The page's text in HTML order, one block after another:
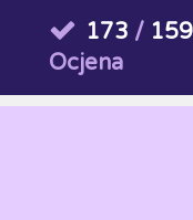
173 /
Ocjena